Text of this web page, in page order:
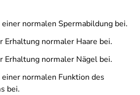
normalen Spermabildung bei.
Erhaltung normaler Haare bei.
Erhaltung normaler Nägel bei.
normalen Funktion des
bei.